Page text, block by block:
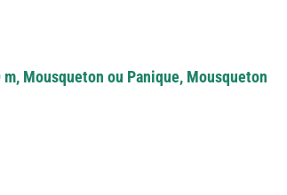
Mousqueton ou Panique, Mousqueton